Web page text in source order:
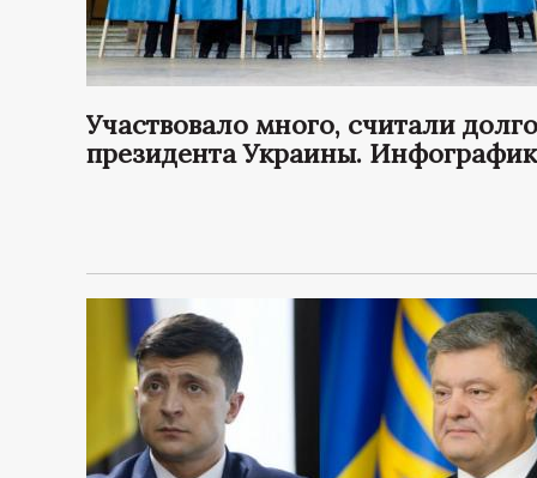
Участвовало много, считали
президента Украины.